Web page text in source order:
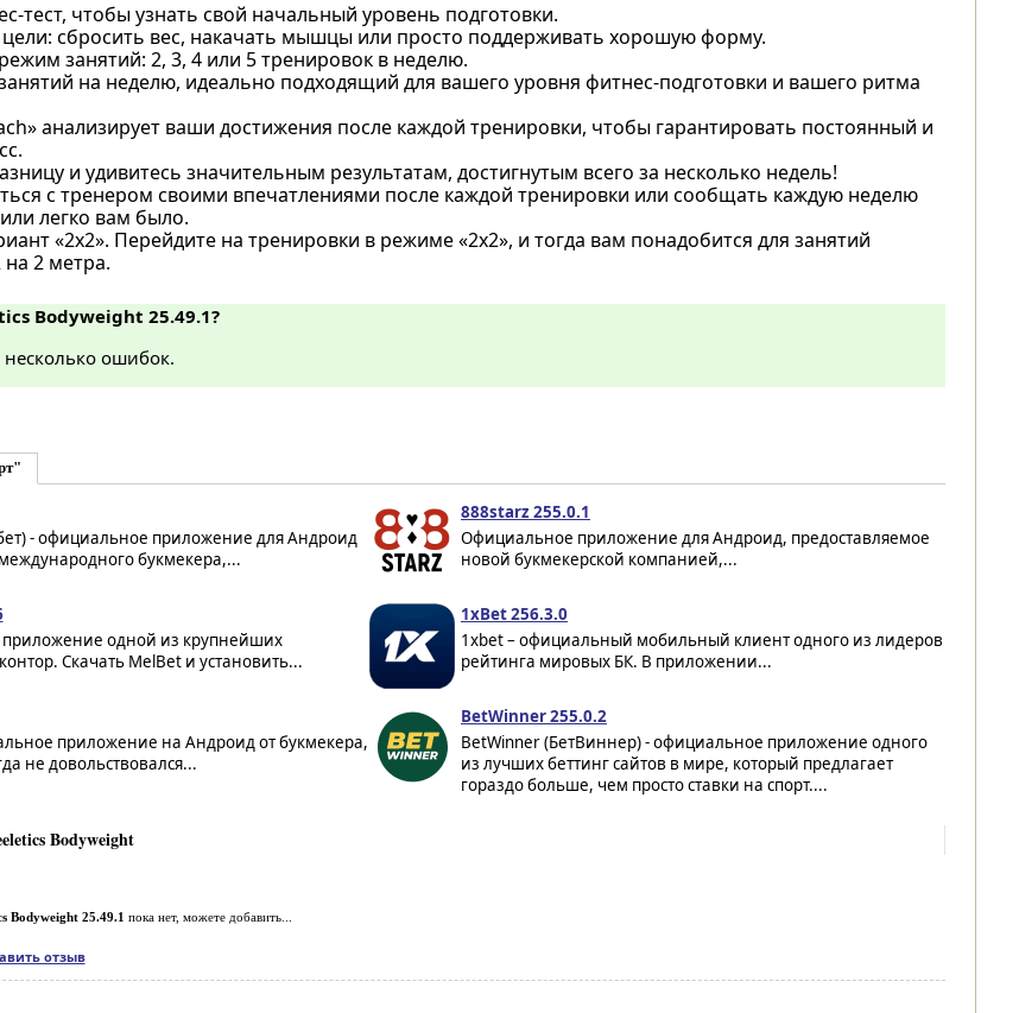
тест, чтобы узнать свой начальный уровень подготовки.
цели: сбросить вес, накачать мышцы или просто поддерживать хорошую форму.
занятий: 2, 3, 4 или 5 тренировок в неделю.
на неделю, идеально подходящий для вашего уровня фитнес-подготовки и вашего ритма
анализирует ваши достижения после каждой тренировки, чтобы гарантировать постоянный и
и удивитесь значительным результатам, достигнутым всего за несколько недель!
с тренером своими впечатлениями после каждой тренировки или сообщать каждую неделю
легко вам было.
«2x2». Перейдите на тренировки в режиме «2x2», и тогда вам понадобится для занятий
2 метра.
Bodyweight 25.49.1?
ошибок.
- официальное приложение для Андроид
букмекера,...
888starz 255.0.1
Официальное приложение для Андроид, предоставляемое
новой букмекерской компанией,...
одной из крупнейших
Скачать MelBet и установить...
1xBet 256.3.0
1xbet – официальный мобильный клиент одного из лидеров
рейтинга мировых БК. В приложении...
приложение на Андроид от букмекера,
не довольствовался...
BetWinner 255.0.2
BetWinner (БетВиннер) - официальное приложение одного
из лучших беттинг сайтов в мире, который предлагает
гораздо больше, чем просто ставки на спорт....
Bodyweight
Bodyweight 25.49.1 пока нет, можете добавить...
отзыв